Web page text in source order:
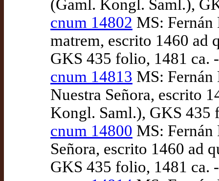
(Gaml. Kongl. Saml.),
cnum 14802 MS: Fernán
matrem, escrito 1460 ad
GKS 435 folio, 1481 ca.
cnum 14813 MS: Fernán
Nuestra Señora, escrito
Kongl. Saml.), GKS 435
cnum 14800 MS: Fernán
Señora, escrito 1460 ad
GKS 435 folio, 1481 ca.